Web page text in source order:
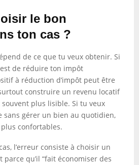
le bon
ton cas ?
de ce que tu veux obtenir. Si
de réduire ton impôt
à réduction d’impôt peut être
construire un revenu locatif
plus lisible. Si tu veux
sans gérer un bien au quotidien,
confortables.
l’erreur consiste à choisir un
qu’il “fait économiser des